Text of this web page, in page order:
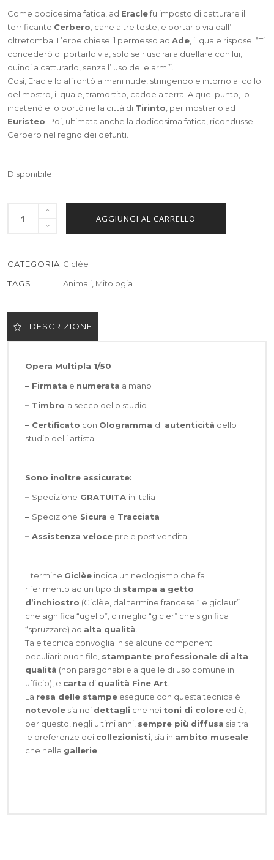
Come dodicesima fatica, ad Eraclefu imposto di catturare il
terrificante Cerbero , cane a tre teste, e portarlo via dall’
oltretomba. L’eroe chiese il permesso ad Ade, il quale rispose: “Ti
concederò di portarlo via, solo se riuscirai a duellare con lui,
quindi a catturarlo, senza l’ uso delle armi”.
Così, Eracle lo affrontò a mani nude, stringendole intorno al collo
del mostro, il quale, tramortito, cadde a terra. A quel punto, lo
incatenó e lo portò nella città di Tirinto , per mostrarlo ad
Euristeo . Poi, ultimata anche la dodicesima fatica, ricondusse
Cerbero nel regno dei defunti.
Disponibile
AGGIUNGI AL CARRELLO
CATEGORIA Giclèe
TAGS
Animali, Mitologia
DESCRIZIONE
Opera Multipla 1/50
– Firmata e numerata a mano
– Timbro a secco dello studio
– Certificato con Ologramma diautenticità dello
studio dell’ artista
Sono inoltre assicurate:
– Spedizione GRATUITA in Italia
– Spedizione Sicura e Tracciata
– Assistenza velocepre e post vendita
Il termine Giclèeindica un neologismo che fa
riferimento ad un tipo di stampa a getto
d’inchiostro (Giclèe, dal termine francese “le gicleur”
che significa “ugello”, o meglio “gicler” che significa
“spruzzare) ad alta qualità
Tale tecnica convoglia in sè alcune componenti
peculiari: buon file, stampante professionale di alta
qualità (non paragonabile a quelle di uso comune in
ufficio), e carta di qualità Fine Art
La resa delle stampeeseguite con questa tecnica è
notevolesia nei dettagli che nei toni di coloreed è,
per questo, negli ultimi anni, sempre più diffusa sia tra
le preferenze dei collezionisti , sia in ambito museale
che nelle gallerie.